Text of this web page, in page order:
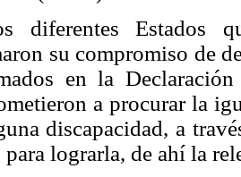
diferentes Estados
su compromiso de
en la
a procurar la
discapacidad, a
lograrla, de ahí la